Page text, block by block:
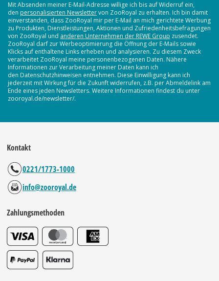
Mit Absenden meiner E-Mail-Adresse willige ich bis auf Widerruf ein,
den personalisierten Newslettervon ZooRoyal zu erhalten. Ich bin damit
einverstanden, dass ZooRoyal mir per E-Mail an mich gerichtete Werbung
zu Produkten, Dienstleistungen, Aktionen und Zufriedenheitsbefragungen
von ZooRoyal und anderen Unternehmen der REWE Group zusendet.
ZooRoyal darf zur Werbeoptimierung die Öffnung der E-Mails sowie
Klicks auf enthaltene Links erheben und analysieren. Zu diesem Zweck
verarbeitet ZooRoyal meine personenbezogenen Daten. Nähere
Informationen zur Verarbeitung meiner Daten kann ich
den Datenschutzhinweisen entnehmen. Diese Einwilligung kann ich
jederzeit mit Wirkung für die Zukunft widerrufen, z.B. per Abmeldelink am
Ende eines jeden Newsletters. Weitere Informationen findest du unter
zooroyal.de/newsletter/.
Kontakt
0221/1773-1000
info@zooroyal.de
Zahlungsmethoden